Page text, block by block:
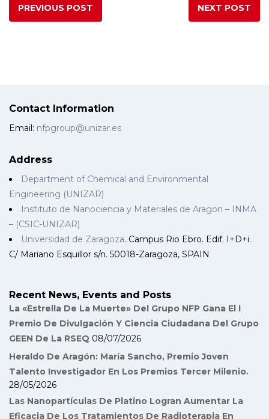
PREVIOUS POST NEXT POST
Contact Information
Email: nfpgroup@unizar.es
Address
Department of Chemical and Environmental
Engineering (UNIZAR)
Instituto de Nanociencia y Materiales de Aragon – INMA
– (CSIC-UNIZAR)
Universidad de Zaragoza. Campus Rio Ebro. Edif. I+D+i.
C/ Mariano Esquillor s/n. 50018-Zaragoza, SPAIN
Recent News, Events and Posts
La «Estrella De La Muerte» Del Grupo NFP Gana El I
Premio De Divulgación Y Ciencia Ciudadana Del Grupo
GEEN De La RSEQ 08/07/2026
Heraldo De Aragón: María Sancho, Premio Joven
Talento Investigador En Los Premios Tercer Milenio.
28/05/2026
Las Nanopartículas De Platino Logran Aumentar La
Eficacia De Los Tratamientos De Radioterapia En